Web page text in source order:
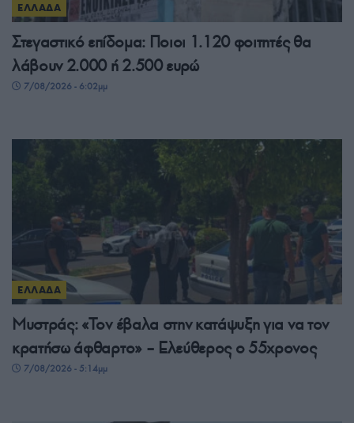
ΕΛΛΑΔΑ
Στεγαστικό επίδομα: Ποιοι 1.120 φοιτητές θα
λάβουν 2.000 ή 2.500 ευρώ
7/08/2026 - 6:02μμ
ΕΛΛΑΔΑ
Μυστράς: «Τον έβαλα στην κατάψυξη για να τον
κρατήσω άφθαρτο» – Ελεύθερος ο 55χρονος
7/08/2026 - 5:14μμ